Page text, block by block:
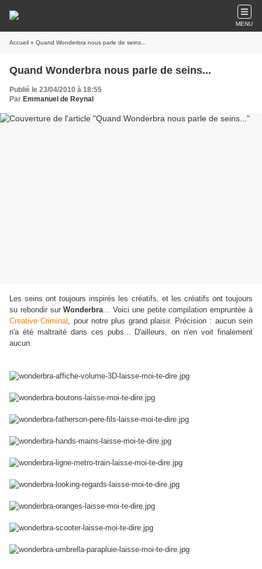
MENU
Accueil » Quand Wonderbra nous parle de seins...
Quand Wonderbra nous parle de seins...
Publié le 23/04/2010 à 18:55
Par Emmanuel de Reynal
Les seins ont toujours inspirés les créatifs, et les créatifs ont toujours
su rebondir surWonderbra... Voici une petite compilation empruntée à
Creative Criminal , pour notre plus grand plaisir. Précision : aucun sein
n'a été maltraité dans ces pubs... D'ailleurs, on n'en voit finalement
aucun.